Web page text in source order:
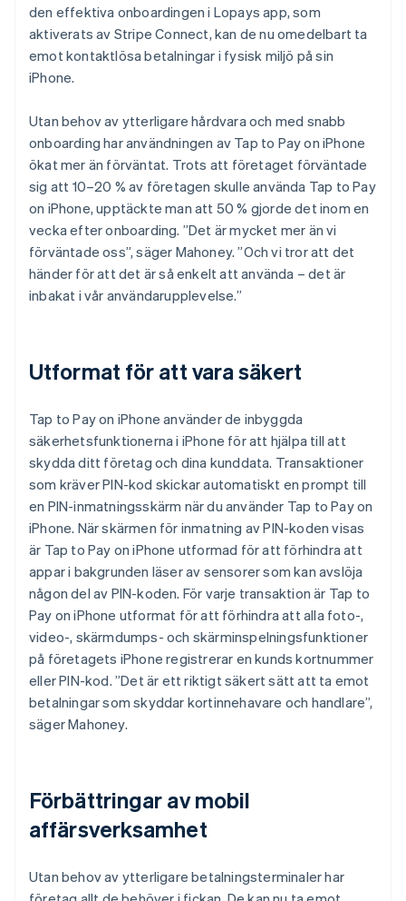
den effektiva onboardingen i Lopays app, som
aktiverats av Stripe Connect, kan de nu omedelbart ta
emot kontaktlösa betalningar i fysisk miljö på sin
iPhone.
Utan behov av ytterligare hårdvara och med snabb
onboarding har användningen av Tap to Pay on iPhone
ökat mer än förväntat. Trots att företaget förväntade
sig att 10–20 % av företagen skulle använda Tap to Pay
on iPhone, upptäckte man att 50 % gjorde det inom en
vecka efter onboarding. ”Det är mycket mer än vi
förväntade oss”, säger Mahoney. ”Och vi tror att det
händer för att det är så enkelt att använda – det är
inbakat i vår användarupplevelse.”
Utformat för att vara säkert
Tap to Pay on iPhone använder de inbyggda
säkerhetsfunktionerna i iPhone för att hjälpa till att
skydda ditt företag och dina kunddata. Transaktioner
som kräver PIN-kod skickar automatiskt en prompt till
en PIN-inmatningsskärm när du använder Tap to Pay on
iPhone. När skärmen för inmatning av PIN-koden visas
är Tap to Pay on iPhone utformad för att förhindra att
appar i bakgrunden läser av sensorer som kan avslöja
någon del av PIN-koden. För varje transaktion är Tap to
Pay on iPhone utformat för att förhindra att alla foto-,
video-, skärmdumps- och skärminspelningsfunktioner
på företagets iPhone registrerar en kunds kortnummer
eller PIN-kod. ”Det är ett riktigt säkert sätt att ta emot
betalningar som skyddar kortinnehavare och handlare”,
säger Mahoney.
Förbättringar av mobil
affärsverksamhet
Utan behov av ytterligare betalningsterminaler har